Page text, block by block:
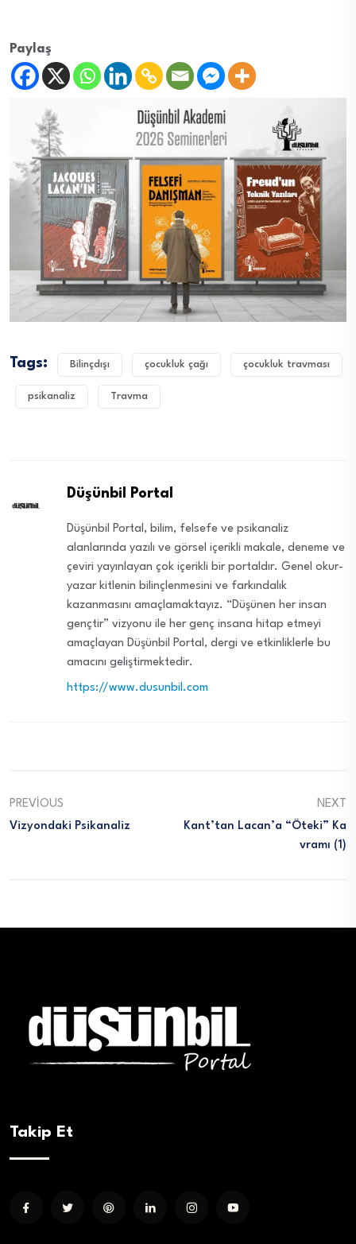
Paylaş
Tags: Bilinçdışı çocukluk çağı çocukluk travması
psikanaliz Travma
Düşünbil Portal
Düşünbil Portal, bilim, felsefe ve psikanaliz
alanlarında yazılı ve görsel içerikli makale, deneme ve
çeviri yayınlayan çok içerikli bir portaldır. Genel okur-
yazar kitlenin bilinçlenmesini ve farkındalık
kazanmasını amaçlamaktayız. “Düşünen her insan
gençtir” vizyonu ile her genç insana hitap etmeyi
amaçlayan Düşünbil Portal, dergi ve etkinliklerle bu
amacını geliştirmektedir.
https://www.dusunbil.com
PREVIOUS
Vizyondaki Psikanaliz
NEXT
Kant’tan Lacan’a “Öteki” Ka
Vramı (1)
Takip Et